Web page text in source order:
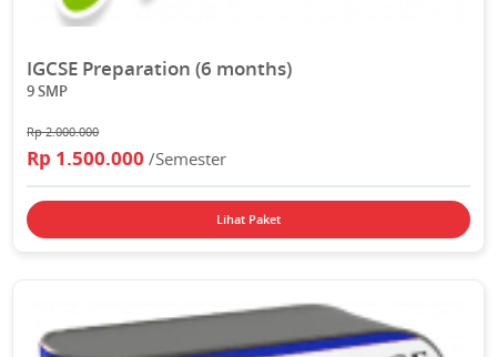
IGCSE Preparation (6 months)
9 SMP
Rp 2.000.000
Rp 1.500.000/Semester
Lihat Paket